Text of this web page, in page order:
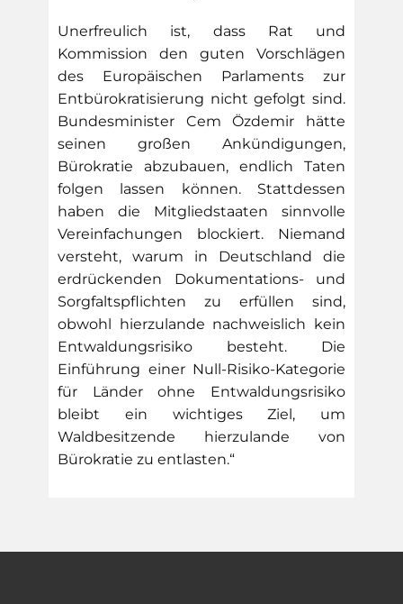
Unerfreulich ist, dass Rat und
Kommission den guten Vorschlägen
des Europäischen Parlaments zur
Entbürokratisierung nicht gefolgt sind.
Bundesminister Cem Özdemir hätte
seinen großen Ankündigungen,
Bürokratie abzubauen, endlich Taten
folgen lassen können. Stattdessen
haben die Mitgliedstaaten sinnvolle
Vereinfachungen blockiert. Niemand
versteht, warum in Deutschland die
erdrückenden Dokumentations- und
Sorgfaltspflichten zu erfüllen sind,
obwohl hierzulande nachweislich kein
Entwaldungsrisiko besteht. Die
Einführung einer Null-Risiko-Kategorie
für Länder ohne Entwaldungsrisiko
bleibt ein wichtiges Ziel, um
Waldbesitzende hierzulande von
Bürokratie zu entlasten.“